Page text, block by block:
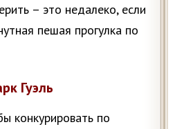
– это недалеко, если
пешая прогулка по
Гуэль
конкурировать по